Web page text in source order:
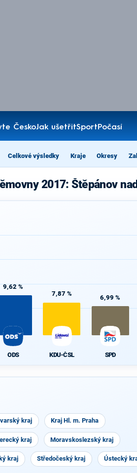
ČeskoJak ušetřitSportPočasí
Celkové výsledky Kraje Okresy
2017: Štěpánov
9,62 %
ODS
7,87 %
KDU-ČSL
6,99 %
SPD
kraj Kraj Hl. m. Praha
kraj Moravskoslezský kraj
kraj Středočeský kraj Ústecký